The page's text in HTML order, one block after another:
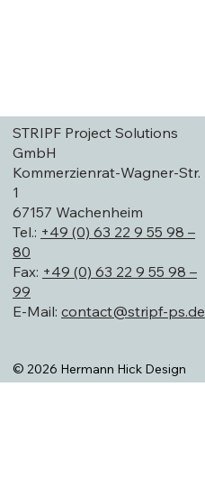
STRIPF Project Solutions
GmbH
Kommerzienrat-Wagner-Str.
1
67157 Wachenheim
Tel.: +49 (0) 63 22 9 55 98 –
80
Fax: +49 (0) 63 22 9 55 98 –
99
E-Mail: contact@stripf-ps.de
© 2026 Hermann Hick Design